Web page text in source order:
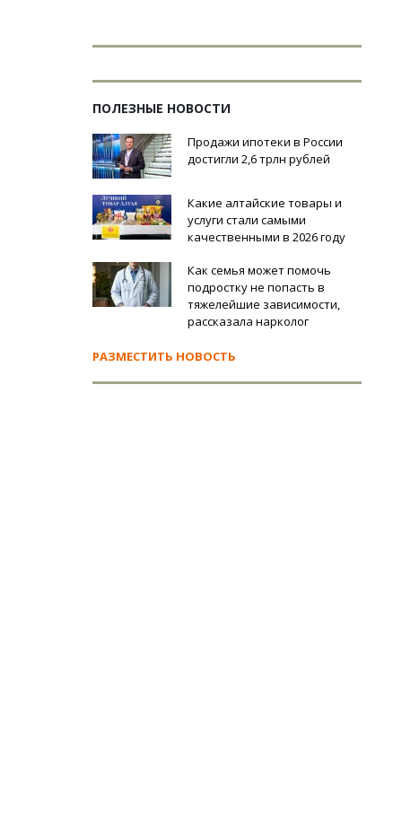
ПОЛЕЗНЫЕ НОВОСТИ
Продажи ипотеки в России
достигли 2,6 трлн рублей
Какие алтайские товары и
услуги стали самыми
качественными в 2026 году
Как семья может помочь
подростку не попасть в
тяжелейшие зависимости,
рассказала нарколог
РАЗМЕСТИТЬ НОВОСТЬ